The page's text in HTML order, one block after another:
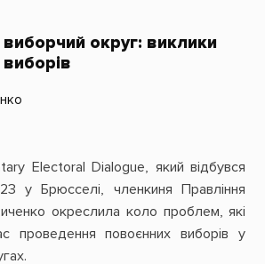
округ: виклики
Electoral Dialogue, який відбувся
у Брюсселі, членкиня Правління
окреслила коло проблем, які
проведення повоєнних виборів у